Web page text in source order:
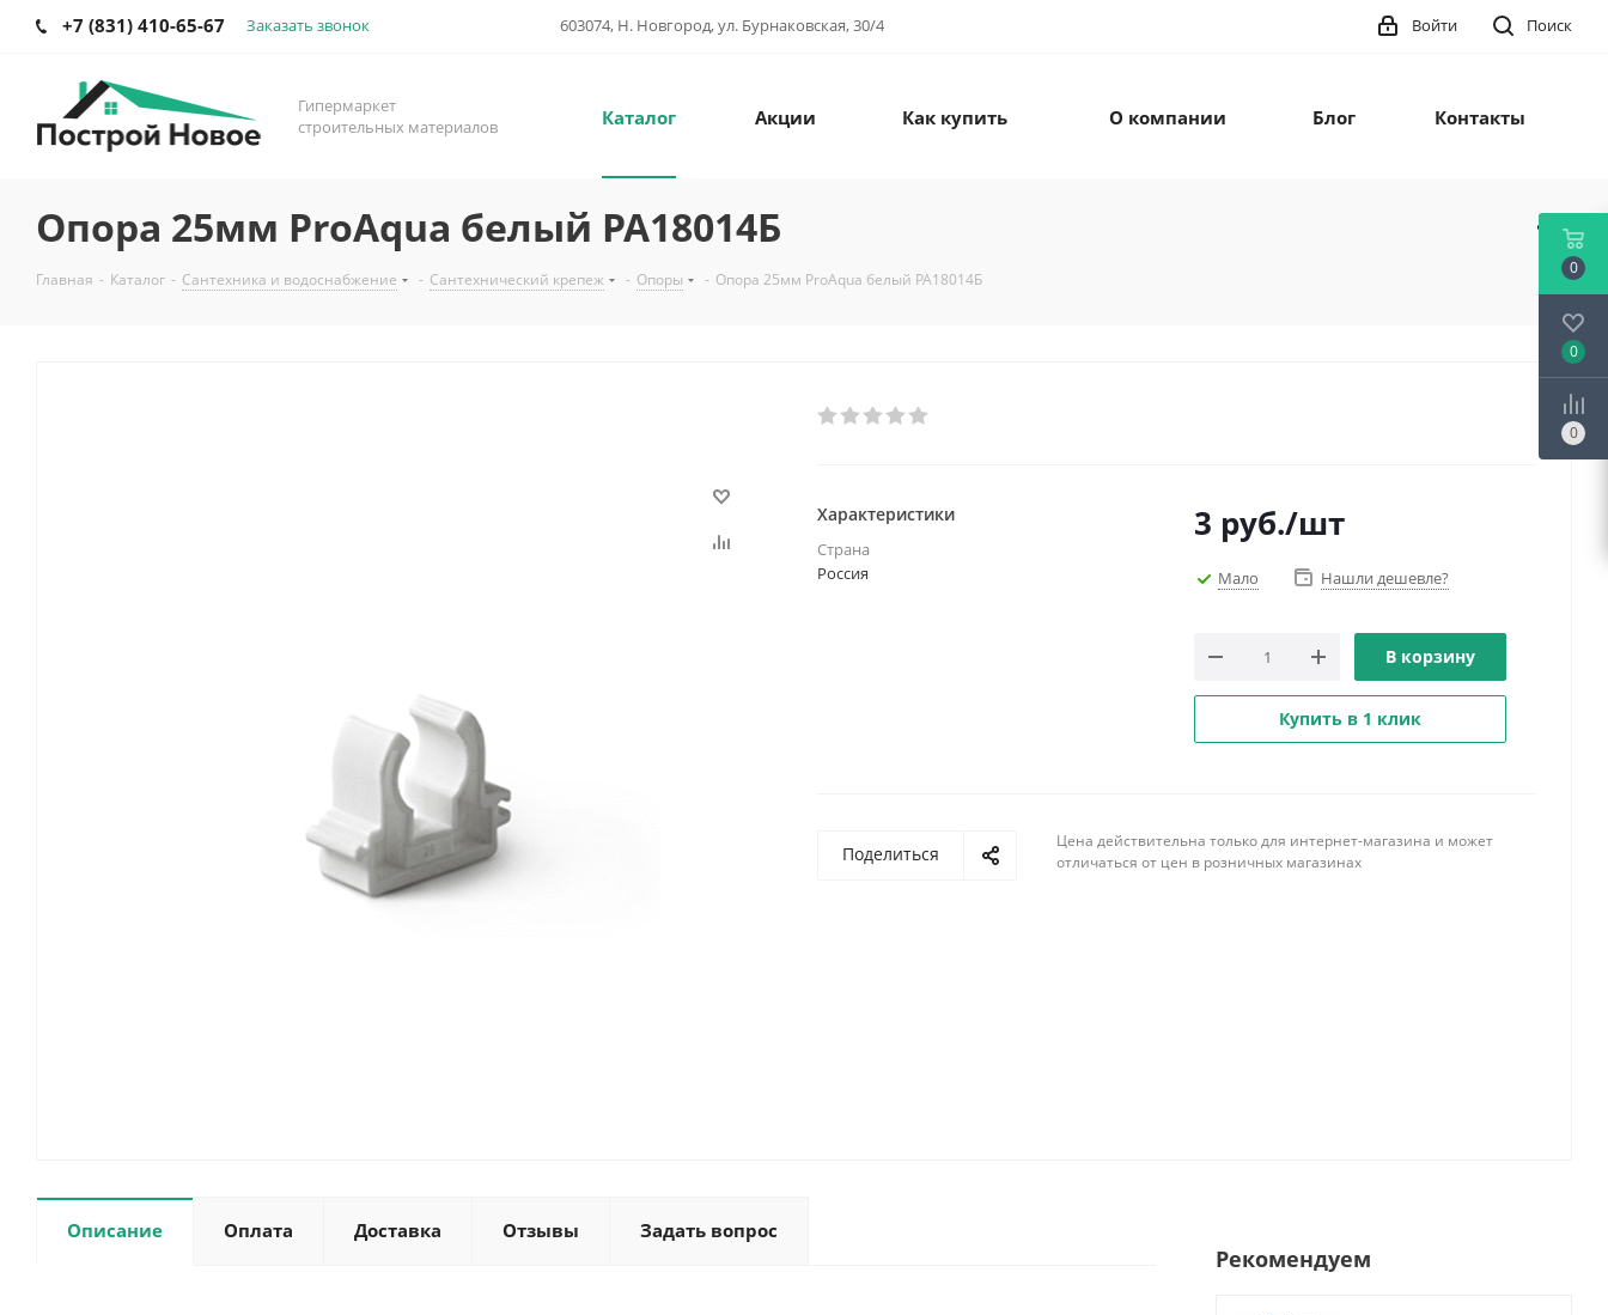
+7 (831) 410-65-67 Заказать звонок 603074, Н. Новгород, ул. Бурнаковская, 30/4 Поиск
Войти
Гипермаркет
строительных материалов
Каталог Акции Как купить О компании Блог Контакты
Опора 25мм ProAqua белый PA18014Б
Главная - Каталог - Сантехника и водоснабжение - Сантехнический крепеж - Опоры - Опора 25мм ProAqua белый PA18014Б
Характеристики
Страна
Россия
3 руб./шт
Мало Нашли дешевле?
В корзину
Купить в 1 клик
Поделиться
Цена действительна только для интернет-магазина и может
отличаться от цен в розничных магазинах
Описание Оплата Доставка Отзывы Задать вопрос
Рекомендуем
0
0
0